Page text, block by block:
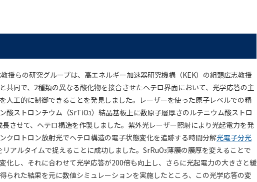
授らの研究グループは、高エネルギー加速器研究機構（KEK）の組頭広志教授
共同で、2種類の異なる酸化物を接合させたヘテロ界面において、光学応答の主
人工的に制御できることを発見しました。レーザーを使った原子レベルでの精
酸ストロンチウム（SrTiO3）結晶基板上に数原子層厚さのルテニウム酸ストロ
させて、ヘテロ構造を作製しました。紫外光レーザー照射により光起電力を発
クロトロン放射光でヘテロ構造の電子状態変化を追跡する時間分解光電子分光
リアルタイムで捉えることに成功しました。SrRuO3薄膜の膜厚を変えることで
化し、それに合わせて光学応答が200倍も向上し、さらに光起電力の大きさと緩
られた結果を元に数値シミュレーションを実施したところ、この光学応答の変